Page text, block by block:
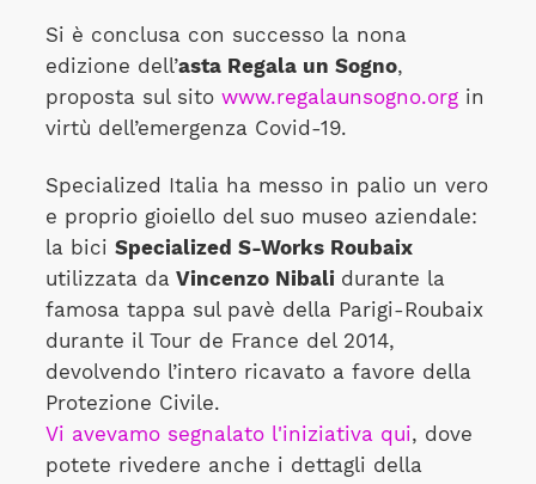
Si è conclusa con successo la nona
edizione dell’asta Regala un Sogno,
proposta sul sito www.regalaunsogno.org in
virtù dell’emergenza Covid-19.
Specialized Italia ha messo in palio un vero
e proprio gioiello del suo museo aziendale:
la bici Specialized S-Works Roubaix
utilizzata daVincenzo Nibali durante la
famosa tappa sul pavè della Parigi-Roubaix
durante il Tour de France del 2014,
devolvendo l’intero ricavato a favore della
Protezione Civile.
Vi avevamo segnalato l'iniziativa qui, dove
potete rivedere anche i dettagli della